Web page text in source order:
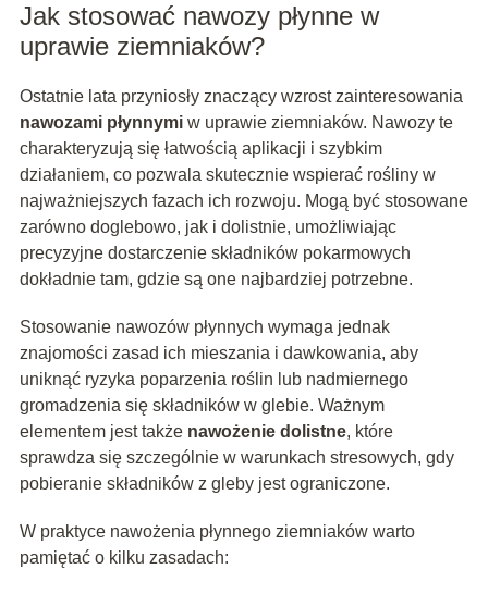
Jak stosować nawozy płynne w
uprawie ziemniaków?
Ostatnie lata przyniosły znaczący wzrost zainteresowania
nawozami płynnymiw uprawie ziemniaków. Nawozy te
charakteryzują się łatwością aplikacji i szybkim
działaniem, co pozwala skutecznie wspierać rośliny w
najważniejszych fazach ich rozwoju. Mogą być stosowane
zarówno doglebowo, jak i dolistnie, umożliwiając
precyzyjne dostarczenie składników pokarmowych
dokładnie tam, gdzie są one najbardziej potrzebne.
Stosowanie nawozów płynnych wymaga jednak
znajomości zasad ich mieszania i dawkowania, aby
uniknąć ryzyka poparzenia roślin lub nadmiernego
gromadzenia się składników w glebie. Ważnym
elementem jest także nawożenie dolistne, które
sprawdza się szczególnie w warunkach stresowych, gdy
pobieranie składników z gleby jest ograniczone.
W praktyce nawożenia płynnego ziemniaków warto
pamiętać o kilku zasadach: